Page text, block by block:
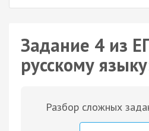
Задание 4 из
русскому
Разбор сложных